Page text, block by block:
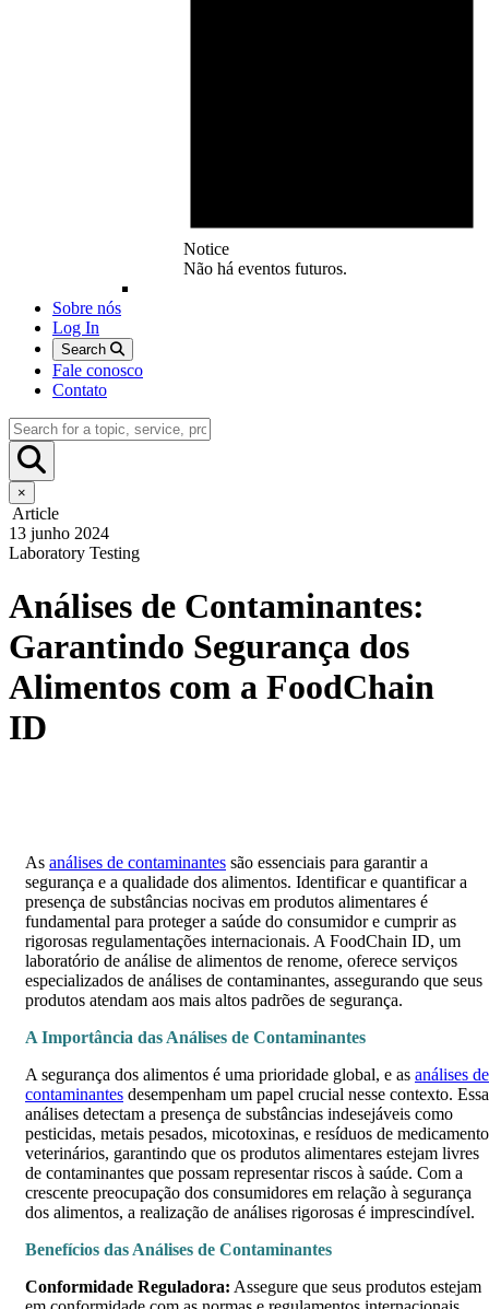
Notice
Não há eventos futuros.
Sobre nós
Log In
Search
Fale conosco
Contato
×
Article
13 junho 2024
Laboratory Testing
Análises de Contaminantes:
Garantindo Segurança dos
Alimentos com a FoodChain
ID
As análises de contaminantes são essenciais para garantir a
segurança e a qualidade dos alimentos. Identificar e quantificar a
presença de substâncias nocivas em produtos alimentares é
fundamental para proteger a saúde do consumidor e cumprir as
rigorosas regulamentações internacionais. A FoodChain ID, um
laboratório de análise de alimentos de renome, oferece serviços
especializados de análises de contaminantes, assegurando que seus
produtos atendam aos mais altos padrões de segurança.
A Importância das Análises de Contaminantes
A segurança dos alimentos é uma prioridade global, e as análises de
contaminantes desempenham um papel crucial nesse contexto.
análises detectam a presença de substâncias indesejáveis como
pesticidas, metais pesados, micotoxinas, e resíduos de
veterinários, garantindo que os produtos alimentares estejam livres
de contaminantes que possam representar riscos à saúde. Com a
crescente preocupação dos consumidores em relação à segurança
dos alimentos, a realização de análises rigorosas é imprescindível.
Benefícios das Análises de Contaminantes
Conformidade Reguladora: Assegure que seus produtos estejam